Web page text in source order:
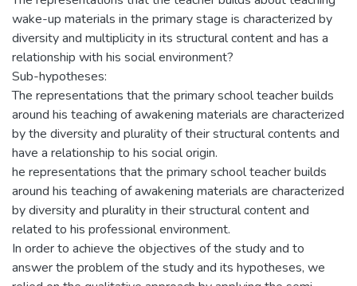
wake-up materials in the primary stage is characterized by
diversity and multiplicity in its structural content and has a
relationship with his social environment?
Sub-hypotheses:
The representations that the primary school teacher builds
around his teaching of awakening materials are characterized
by the diversity and plurality of their structural contents and
have a relationship to his social origin.
he representations that the primary school teacher builds
around his teaching of awakening materials are characterized
by diversity and plurality in their structural content and
related to his professional environment.
In order to achieve the objectives of the study and to
answer the problem of the study and its hypotheses, we